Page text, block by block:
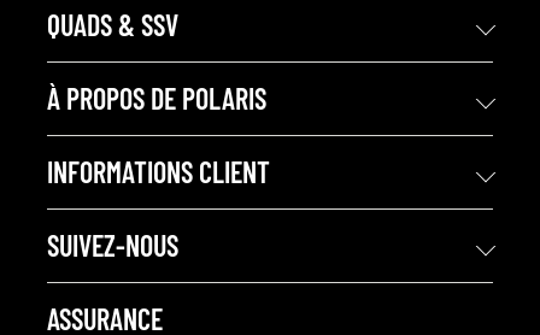
QUADS & SSV
À PROPOS DE POLARIS
INFORMATIONS CLIENT
SUIVEZ-NOUS
ASSURANCE